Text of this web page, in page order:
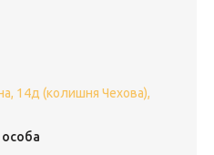
14д (колишня Чехова),